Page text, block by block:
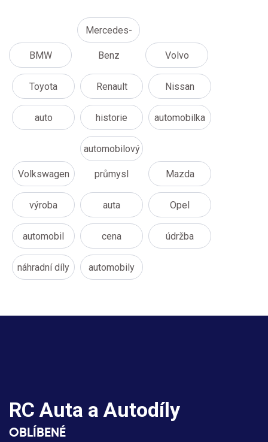
BMW
Mercedes-
Benz Volvo
Toyota Renault Nissan
auto historie automobilka
Volkswagen
automobilový
průmysl Mazda
výroba auta Opel
automobil cena údržba
náhradní díly automobily
RC Auta a Autodíly
OBLÍBENÉ